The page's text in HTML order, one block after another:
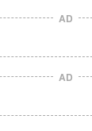
AD
AD